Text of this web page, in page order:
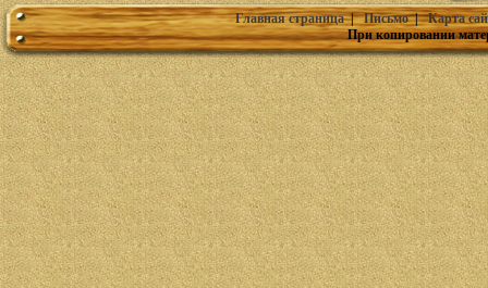
Главная страница|Письмо|Карта
При копировании